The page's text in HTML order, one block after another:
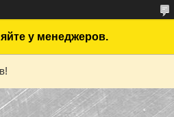
у менеджеров.